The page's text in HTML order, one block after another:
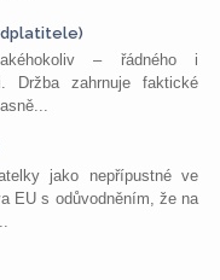
– řádného i
Držba zahrnuje faktické
jako nepřípustné ve
EU s odůvodněním, že na